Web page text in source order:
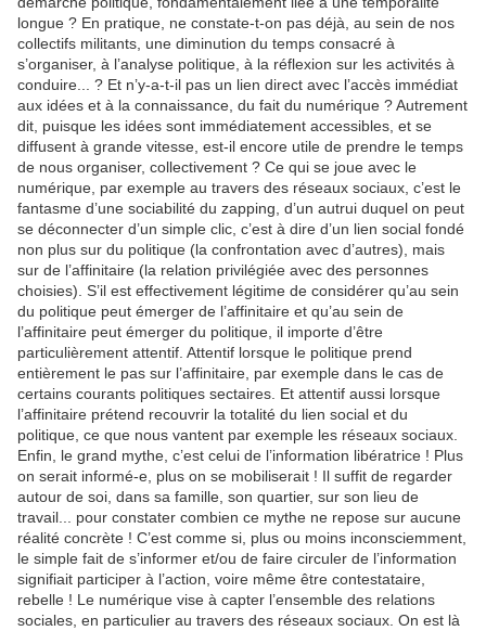
longue ? En pratique, ne constate-t-on pas déjà, au sein de nos
collectifs militants, une diminution du temps consacré à
s’organiser, à l’analyse politique, à la réflexion sur les activités à
conduire... ? Et n’y-a-t-il pas un lien direct avec l’accès immédiat
aux idées et à la connaissance, du fait du numérique ? Autrement
dit, puisque les idées sont immédiatement accessibles, et se
diffusent à grande vitesse, est-il encore utile de prendre le temps
de nous organiser, collectivement ? Ce qui se joue avec le
numérique, par exemple au travers des réseaux sociaux, c’est le
fantasme d’une sociabilité du zapping, d’un autrui duquel on peut
se déconnecter d’un simple clic, c’est à dire d’un lien social fondé
non plus sur du politique (la confrontation avec d’autres), mais
sur de l’affinitaire (la relation privilégiée avec des personnes
choisies). S’il est effectivement légitime de considérer qu’au sein
du politique peut émerger de l’affinitaire et qu’au sein de
l’affinitaire peut émerger du politique, il importe d’être
particulièrement attentif. Attentif lorsque le politique prend
entièrement le pas sur l’affinitaire, par exemple dans le cas de
certains courants politiques sectaires. Et attentif aussi lorsque
l’affinitaire prétend recouvrir la totalité du lien social et du
politique, ce que nous vantent par exemple les réseaux sociaux.
Enfin, le grand mythe, c’est celui de l’information libératrice ! Plus
on serait informé-e, plus on se mobiliserait ! Il suffit de regarder
autour de soi, dans sa famille, son quartier, sur son lieu de
travail... pour constater combien ce mythe ne repose sur aucune
réalité concrète ! C’est comme si, plus ou moins inconsciemment,
le simple fait de s’informer et/ou de faire circuler de l’information
signifiait participer à l’action, voire même être contestataire,
rebelle ! Le numérique vise à capter l’ensemble des relations
sociales, en particulier au travers des réseaux sociaux. On est là